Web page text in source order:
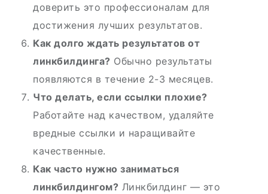
доверить это профессионалам для
достижения лучших результатов.
Как долго ждать результатов от
линкбилдинга? Обычно результаты
появляются в течение 2-3 месяцев.
Что делать, если ссылки плохие?
Работайте над качеством, удаляйте
вредные ссылки и наращивайте
качественные.
Как часто нужно заниматься
линкбилдингом? Линкбилдинг — это